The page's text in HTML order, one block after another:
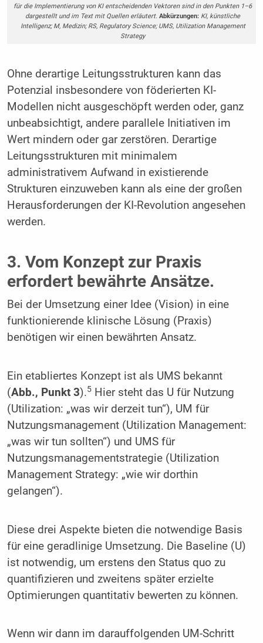
für die Implementierung von KI entscheidenden Vektoren sind in den Punkten 1–6
dargestellt und im Text mit Quellen erläutert. Abkürzungen: KI, künstliche
Intelligenz; M, Medizin; RS, Regulatory Science; UMS, Utilization Management
Strategy
Ohne derartige Leitungsstrukturen kann das
Potenzial insbesondere von föderierten KI-
Modellen nicht ausgeschöpft werden oder, ganz
unbeabsichtigt, andere parallele Initiativen im
Wert mindern oder gar zerstören. Derartige
Leitungsstrukturen mit minimalem
administrativem Aufwand in existierende
Strukturen einzuweben kann als eine der großen
Herausforderungen der KI-Revolution angesehen
werden.
3. Vom Konzept zur Praxis
erfordert bewährte Ansätze.
Bei der Umsetzung einer Idee (Vision) in eine
funktionierende klinische Lösung (Praxis)
benötigen wir einen bewährten Ansatz.
Ein etabliertes Konzept ist als UMS bekannt
(Abb., Punkt 3).5Hier steht das U für Nutzung
(Utilization: „was wir derzeit tun“), UM für
Nutzungsmanagement (Utilization Management:
„was wir tun sollten“) und UMS für
Nutzungsmanagementstrategie (Utilization
Management Strategy: „wie wir dorthin
gelangen“).
Diese drei Aspekte bieten die notwendige Basis
für eine geradlinige Umsetzung. Die Baseline (U)
ist notwendig, um erstens den Status quo zu
quantifizieren und zweitens später erzielte
Optimierungen quantitativ bewerten zu können.
Wenn wir dann im darauffolgenden UM-Schritt